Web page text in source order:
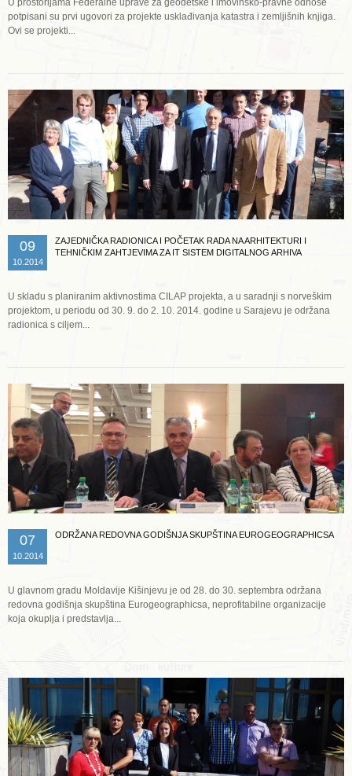
potpisani su prvi ugovori za projekte usklađivanja katastra i zemljišnih knjiga.
Ovi se projekti...
09
10.2014
ZAJEDNIČKA RADIONICA I POČETAK RADA NA ARHITEKTURI I
TEHNIČKIM ZAHTJEVIMA ZA IT SISTEM DIGITALNOG ARHIVA
U skladu s planiranim aktivnostima CILAP projekta, a u saradnji s norveškim
projektom, u periodu od 30. 9. do 2. 10. 2014. godine u Sarajevu je održana
radionica s ciljem...
07
10.2014
ODRŽANA REDOVNA GODIŠNJA SKUPŠTINA EUROGEOGRAPHICSA
U glavnom gradu Moldavije Kišinjevu je od 28. do 30. septembra održana
redovna godišnja skupština Eurogeographicsa, neprofitabilne organizacije
koja okuplja i predstavlja...